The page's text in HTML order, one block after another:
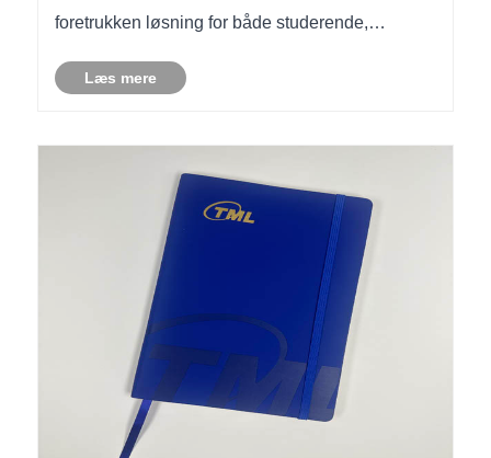
foretrukken løsning for både studerende,
traditionelle indbundne notesbøger giver
Læs mere